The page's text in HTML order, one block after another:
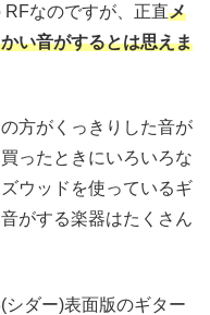
RFなのですが、正直メ
い音がするとは思えま
方がくっきりした音が
ったときにいろいろな
ウッドを使っているギ
がする楽器はたくさん
ダー)表面版のギター